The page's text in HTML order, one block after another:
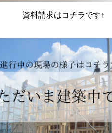
資料請求はコチラです↑